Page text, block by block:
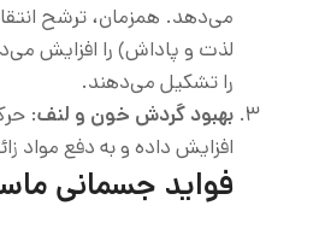
می‌دهد. همزمان، ترشح
لذت و پاداش) را افزایش
را تشکیل می‌دهند.
بهبود گردش خون و لنف:
افزایش داده و به دفع مواد
فواید جسمانی